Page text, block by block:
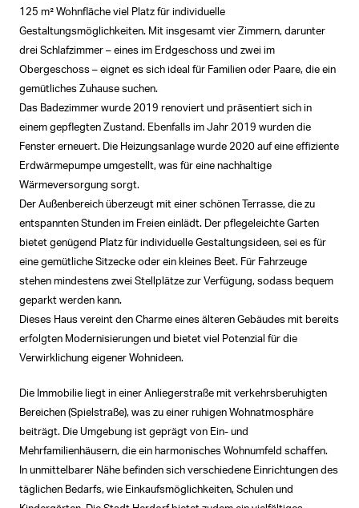
125 m² Wohnfläche viel Platz für individuelle
Gestaltungsmöglichkeiten. Mit insgesamt vier Zimmern, darunter
drei Schlafzimmer – eines im Erdgeschoss und zwei im
Obergeschoss – eignet es sich ideal für Familien oder Paare, die ein
gemütliches Zuhause suchen.
Das Badezimmer wurde 2019 renoviert und präsentiert sich in
einem gepflegten Zustand. Ebenfalls im Jahr 2019 wurden die
Fenster erneuert. Die Heizungsanlage wurde 2020 auf eine effiziente
Erdwärmepumpe umgestellt, was für eine nachhaltige
Wärmeversorgung sorgt.
Der Außenbereich überzeugt mit einer schönen Terrasse, die zu
entspannten Stunden im Freien einlädt. Der pflegeleichte Garten
bietet genügend Platz für individuelle Gestaltungsideen, sei es für
eine gemütliche Sitzecke oder ein kleines Beet. Für Fahrzeuge
stehen mindestens zwei Stellplätze zur Verfügung, sodass bequem
geparkt werden kann.
Dieses Haus vereint den Charme eines älteren Gebäudes mit bereits
erfolgten Modernisierungen und bietet viel Potenzial für die
Verwirklichung eigener Wohnideen.
Die Immobilie liegt in einer Anliegerstraße mit verkehrsberuhigten
Bereichen (Spielstraße), was zu einer ruhigen Wohnatmosphäre
beiträgt. Die Umgebung ist geprägt von Ein- und
Mehrfamilienhäusern, die ein harmonisches Wohnumfeld schaffen.
In unmittelbarer Nähe befinden sich verschiedene Einrichtungen des
täglichen Bedarfs, wie Einkaufsmöglichkeiten, Schulen und